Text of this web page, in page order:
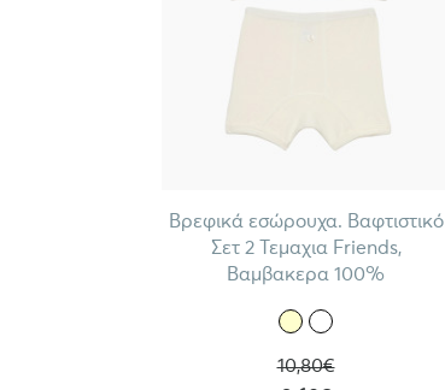
Βρεφικά εσώρουχα. Βαφτιστικό
Σετ 2 Τεμαχια Friends,
Βαμβακερα 100%
10,80€